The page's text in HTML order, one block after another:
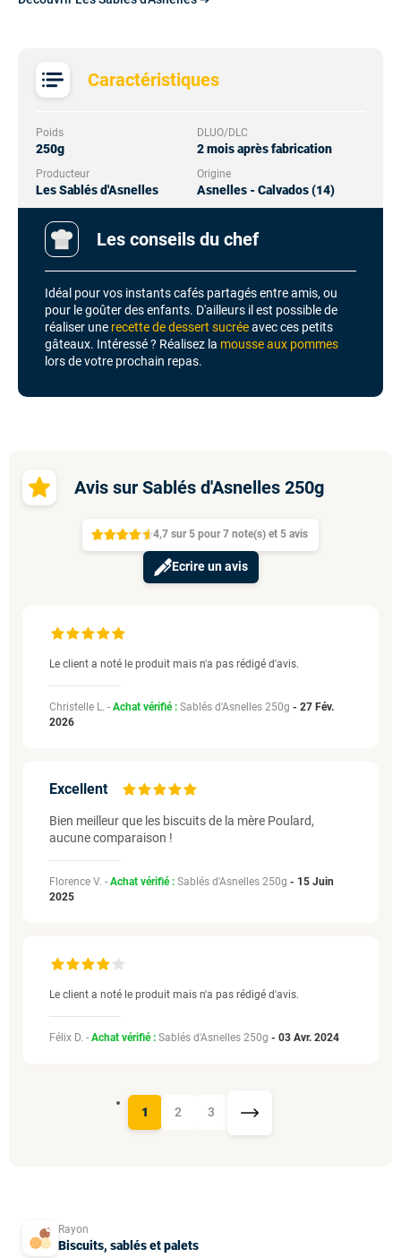
Caractéristiques
Poids
250g
DLUO/DLC
2 mois après fabrication
Producteur
Les Sablés d'Asnelles
Origine
Asnelles - Calvados (14)
Les conseils du chef
Idéal pour vos instants cafés partagés entre amis, ou
pour le goûter des enfants. D'ailleurs il est possible de
réaliser une recette de dessert sucréeavec ces petits
gâteaux. Intéressé ? Réalisez la mousse aux pommes
lors de votre prochain repas.
Avis sur Sablés d'Asnelles 250g
4,7 sur 5 pour 7 note(s) et 5 avis
Ecrire un avis
Le client a noté le produit mais n'a pas rédigé d'avis.
Christelle L. - Achat vérifié : Sablés d'Asnelles 250g - 27 Fév.
2026
Excellent
Bien meilleur que les biscuits de la mère Poulard,
aucune comparaison !
Florence V. - Achat vérifié : Sablés d'Asnelles 250g - 15 Juin
2025
Le client a noté le produit mais n'a pas rédigé d'avis.
Félix D. - Achat vérifié : Sablés d'Asnelles 250g - 03 Avr. 2024
1 2 3
Rayon
Biscuits, sablés et palets